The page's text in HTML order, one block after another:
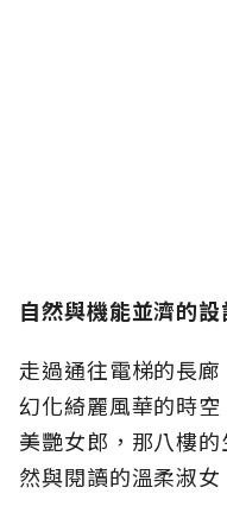
自然與機能並濟的
走過通往電梯的長
幻化綺麗風華的時
美艷女郎，那八樓
然與閱讀的溫柔淑女